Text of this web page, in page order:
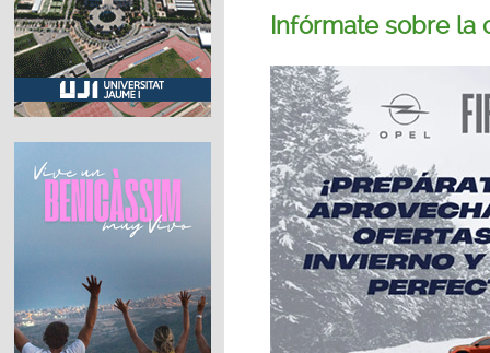
Infórmate sobre la